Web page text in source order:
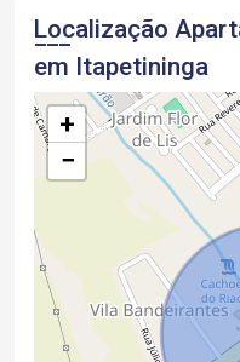
Localização
em Itapetininga
+
−